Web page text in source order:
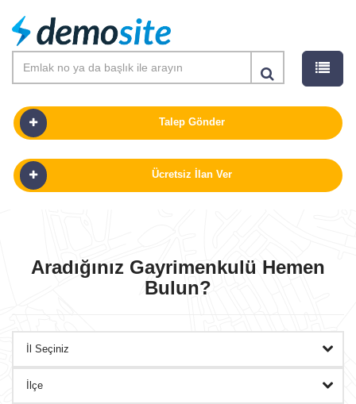
Talep Gönder
Ücretsiz İlan Ver
OFISLER
DANIŞMANLAR
Aradığınız Gayrimenkulü Hemen
Bulun?